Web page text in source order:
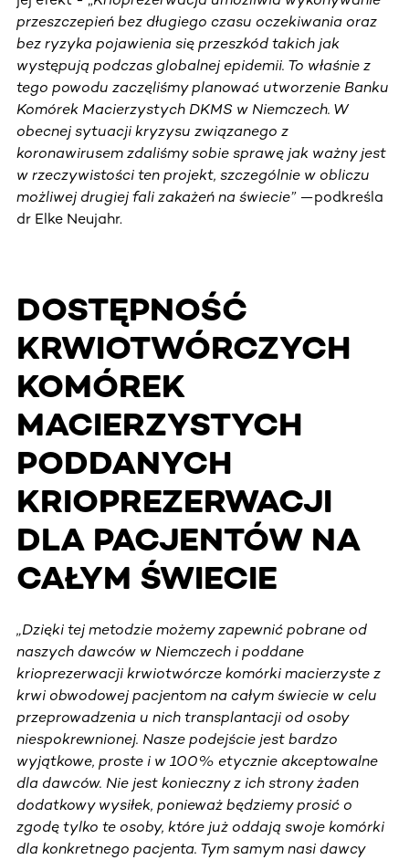
przeszczepień bez długiego czasu oczekiwania oraz
bez ryzyka pojawienia się przeszkód takich jak
występują podczas globalnej epidemii. To właśnie z
tego powodu zaczęliśmy planować utworzenie Banku
Komórek Macierzystych DKMS w Niemczech. W
obecnej sytuacji kryzysu związanego z
koronawirusem zdaliśmy sobie sprawę jak ważny jest
w rzeczywistości ten projekt, szczególnie w obliczu
możliwej drugiej fali zakażeń na świecie”—podkreśla
dr Elke Neujahr.
DOSTĘPNOŚĆ
KRWIOTWÓRCZYCH
KOMÓREK
MACIERZYSTYCH
PODDANYCH
KRIOPREZERWACJI
DLA PACJENTÓW NA
CAŁYM ŚWIECIE
„Dzięki tej metodzie możemy zapewnić pobrane od
naszych dawców w Niemczech i poddane
krioprezerwacji krwiotwórcze komórki macierzyste z
krwi obwodowej pacjentom na całym świecie w celu
przeprowadzenia u nich transplantacji od osoby
niespokrewnionej. Nasze podejście jest bardzo
wyjątkowe, proste i w 100% etycznie akceptowalne
dla dawców. Nie jest konieczny z ich strony żaden
dodatkowy wysiłek, ponieważ będziemy prosić o
zgodę tylko te osoby, które już oddają swoje komórki
dla konkretnego pacjenta. Tym samym nasi dawcy